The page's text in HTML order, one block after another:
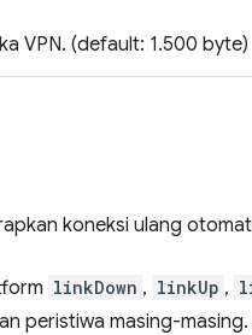
VPN. (default: 1.500 byte)
koneksi ulang
linkDown , linkUp ,
peristiwa masing-